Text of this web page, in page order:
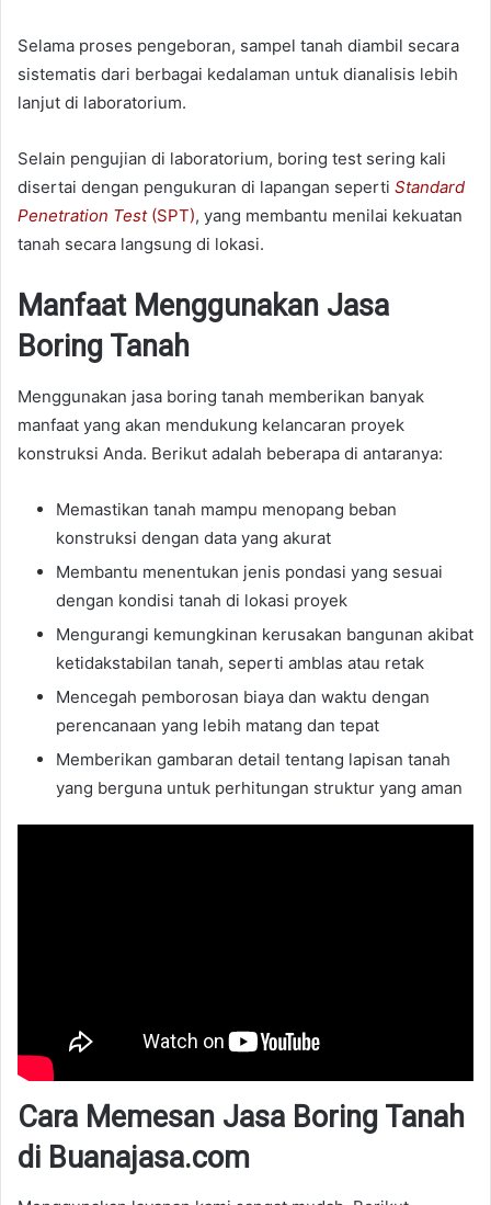
Selama proses pengeboran, sampel tanah diambil secara
sistematis dari berbagai kedalaman untuk dianalisis lebih
lanjut di laboratorium.
Selain pengujian di laboratorium, boring test sering kali
disertai dengan pengukuran di lapangan seperti Standard
Penetration Test(SPT), yang membantu menilai kekuatan
tanah secara langsung di lokasi.
Manfaat Menggunakan Jasa
Boring Tanah
Menggunakan jasa boring tanah memberikan banyak
manfaat yang akan mendukung kelancaran proyek
konstruksi Anda. Berikut adalah beberapa di antaranya:
Memastikan tanah mampu menopang beban
konstruksi dengan data yang akurat
Membantu menentukan jenis pondasi yang sesuai
dengan kondisi tanah di lokasi proyek
Mengurangi kemungkinan kerusakan bangunan akibat
ketidakstabilan tanah, seperti amblas atau retak
Mencegah pemborosan biaya dan waktu dengan
perencanaan yang lebih matang dan tepat
Memberikan gambaran detail tentang lapisan tanah
yang berguna untuk perhitungan struktur yang aman
Cara Memesan Jasa Boring Tanah
di Buanajasa.com